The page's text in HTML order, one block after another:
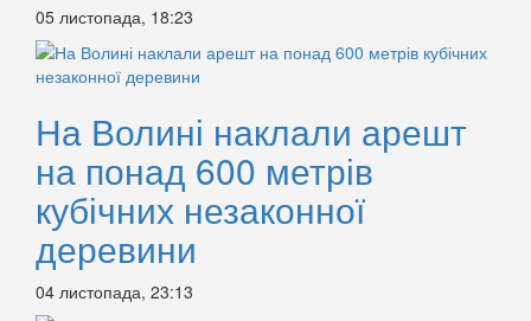
05 листопада, 18:23
На Волині наклали арешт
на понад 600 метрів
кубічних незаконної
деревини
04 листопада, 23:13